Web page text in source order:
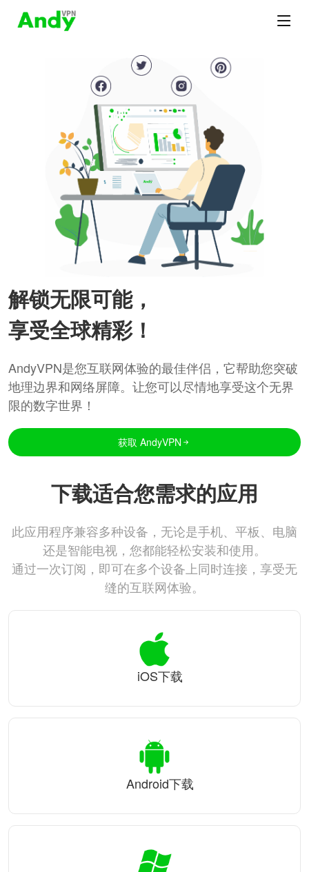
解锁无限可能，
享受全球精彩！
AndyVPN是您互联网体验的最佳伴侣，它帮助您突破
地理边界和网络屏障。让您可以尽情地享受这个无界
限的数字世界！
获取 AndyVPN
下载适合您需求的应用
此应用程序兼容多种设备，无论是手机、平板、电脑
还是智能电视，您都能轻松安装和使用。
通过一次订阅，即可在多个设备上同时连接，享受无
缝的互联网体验。
iOS下载
Android下载